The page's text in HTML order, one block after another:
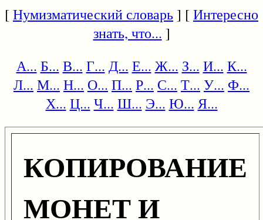
[Нумизматический словарь] [Интересно
знать, что... ]
А... Б... В... Г... Д... Е... Ж... З... И... К...
Л... М... Н... О... П... Р... С... Т... У... Ф...
Х... Ц... Ч... Ш... Э... Ю... Я...
КОПИРОВАНИЕ
МОНЕТ И